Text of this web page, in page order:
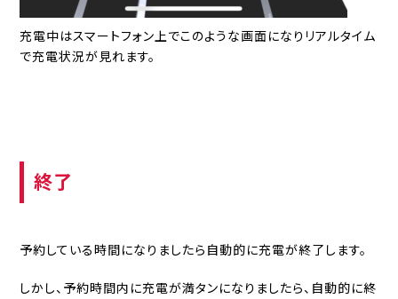
充電中はスマートフォン上でこのような画面になりリアルタイム
で充電状況が見れます。
終了
予約している時間になりましたら自動的に充電が終了します。
しかし、予約時間内に充電が満タンになりましたら、自動的に終